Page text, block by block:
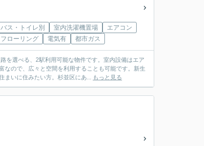
バス・トイレ別 室内洗濯機置場
エアコン
フローリング
電気有 都市ガス
を選べる、2駅利用可能な物件です。室内設備はエア
なので、広々と空間を利用することも可能です。新生
まいに住みたい方。杉並区にあ... もっと見る